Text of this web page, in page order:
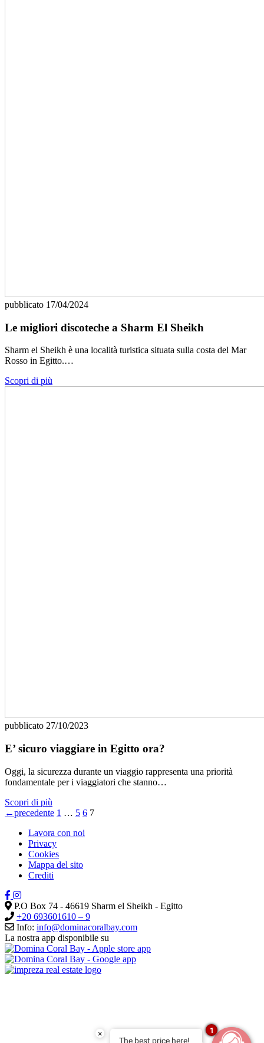
pubblicato 17/04/2024
Le migliori discoteche a Sharm El Sheikh
Sharm el Sheikh è una località turistica situata sulla costa del Mar
Rosso in Egitto.…
Scopri di più
pubblicato 27/10/2023
E’ sicuro viaggiare in Egitto ora?
Oggi, la sicurezza durante un viaggio rappresenta una priorità
fondamentale per i viaggiatori che stanno…
Scopri di più
←precedente 1 … 5 6 7
Lavora con noi
Privacy
Cookies
Mappa del sito
Crediti
P.O Box 74 - 46619 Sharm el Sheikh - Egitto
+20 693601610 – 9
Info: info@dominacoralbay.com
La nostra app disponibile su
×
The best price here!
1